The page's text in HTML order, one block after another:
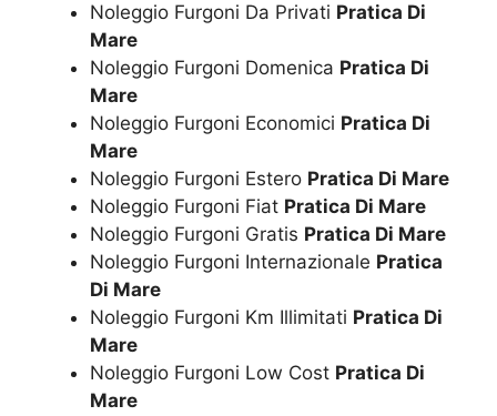
Noleggio Furgoni Da Privati Pratica Di
Mare
Noleggio Furgoni Domenica Pratica Di
Mare
Noleggio Furgoni Economici Pratica Di
Mare
Noleggio Furgoni Estero Pratica Di Mare
Noleggio Furgoni Fiat Pratica Di Mare
Noleggio Furgoni Gratis Pratica Di Mare
Noleggio Furgoni Internazionale Pratica
Di Mare
Noleggio Furgoni Km Illimitati Pratica Di
Mare
Noleggio Furgoni Low Cost Pratica Di
Mare